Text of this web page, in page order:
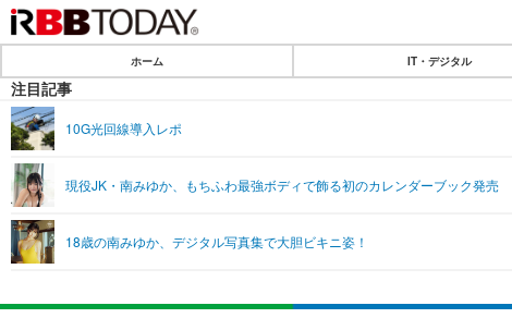
ホーム
IT・デジタル
ショッピング
ホーム IT・デジタル
注目記事
10G光回線導入レポ
現役JK・南みゆか、もちふわ最強ボディで飾る初のカレンダーブック発売
18歳の南みゆか、デジタル写真集で大胆ビキニ姿！